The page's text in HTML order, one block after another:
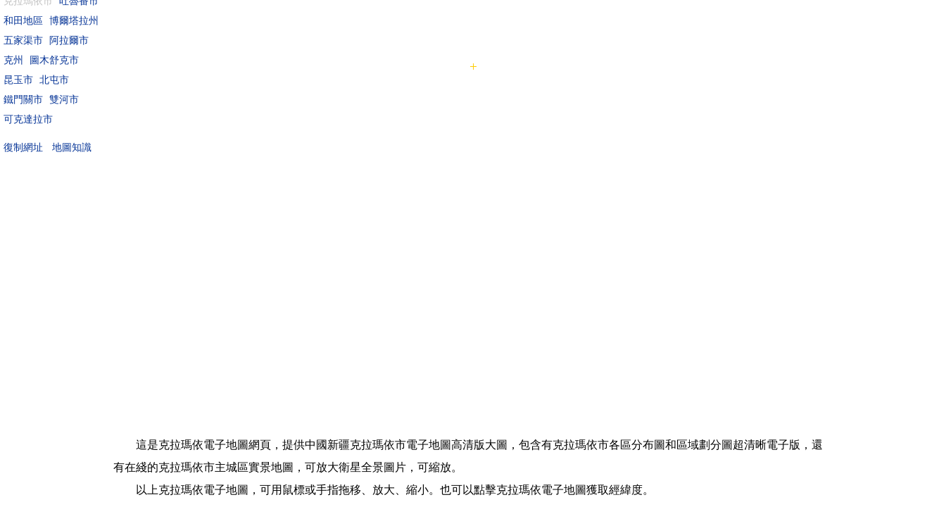
和田地區 博爾塔拉州
五家渠市
阿拉爾市
克州
圖木舒克市
昆玉市 北屯市
鐵門關市 雙河市
可克達拉市
地圖知識
這是克拉瑪依電子地圖網頁，提供中國新疆克拉瑪依市電子地圖高清版大圖，包含有克拉瑪依市各區分布圖和區域劃分圖超清晰電子版，還
有在綫的克拉瑪依市主城區實景地圖，可放大衛星全景圖片，可縮放。
以上克拉瑪依電子地圖，可用鼠標或手指拖移、放大、縮小。也可以點擊克拉瑪依電子地圖獲取經緯度。